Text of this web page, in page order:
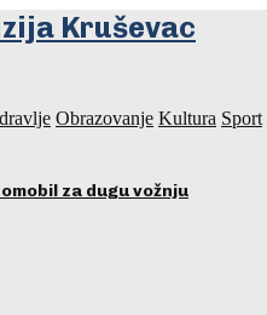
Obrazovanje Kultura Sport
za dugu vožnju